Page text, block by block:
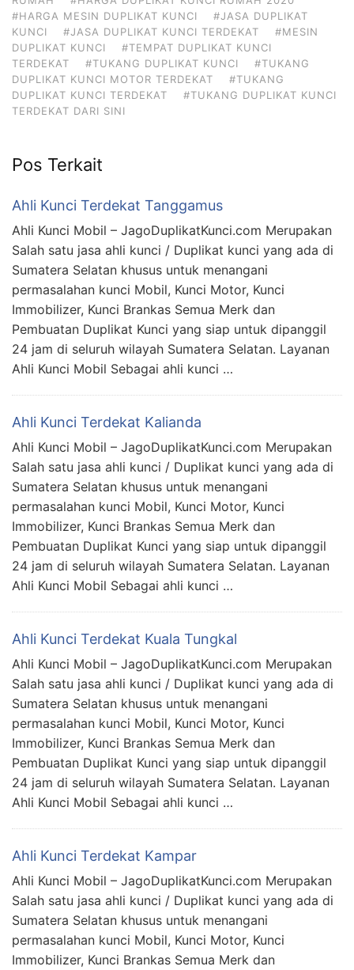
#HARGA MESIN DUPLIKAT KUNCI
#JASA DUPLIKAT
KUNCI
#JASA DUPLIKAT KUNCI TERDEKAT
#MESIN
DUPLIKAT KUNCI
#TEMPAT DUPLIKAT KUNCI
TERDEKAT
#TUKANG DUPLIKAT KUNCI
#TUKANG
DUPLIKAT KUNCI MOTOR TERDEKAT
#TUKANG
DUPLIKAT KUNCI TERDEKAT
#TUKANG DUPLIKAT KUNCI
TERDEKAT DARI SINI
Pos Terkait
Ahli Kunci Terdekat Tanggamus
Ahli Kunci Mobil – JagoDuplikatKunci.com Merupakan
Salah satu jasa ahli kunci / Duplikat kunci yang ada di
Sumatera Selatan khusus untuk menangani
permasalahan kunci Mobil, Kunci Motor, Kunci
Immobilizer, Kunci Brankas Semua Merk dan
Pembuatan Duplikat Kunci yang siap untuk dipanggil
24 jam di seluruh wilayah Sumatera Selatan. Layanan
Ahli Kunci Mobil Sebagai ahli kunci …
Ahli Kunci Terdekat Kalianda
Ahli Kunci Mobil – JagoDuplikatKunci.com Merupakan
Salah satu jasa ahli kunci / Duplikat kunci yang ada di
Sumatera Selatan khusus untuk menangani
permasalahan kunci Mobil, Kunci Motor, Kunci
Immobilizer, Kunci Brankas Semua Merk dan
Pembuatan Duplikat Kunci yang siap untuk dipanggil
24 jam di seluruh wilayah Sumatera Selatan. Layanan
Ahli Kunci Mobil Sebagai ahli kunci …
Ahli Kunci Terdekat Kuala Tungkal
Ahli Kunci Mobil – JagoDuplikatKunci.com Merupakan
Salah satu jasa ahli kunci / Duplikat kunci yang ada di
Sumatera Selatan khusus untuk menangani
permasalahan kunci Mobil, Kunci Motor, Kunci
Immobilizer, Kunci Brankas Semua Merk dan
Pembuatan Duplikat Kunci yang siap untuk dipanggil
24 jam di seluruh wilayah Sumatera Selatan. Layanan
Ahli Kunci Mobil Sebagai ahli kunci …
Ahli Kunci Terdekat Kampar
Ahli Kunci Mobil – JagoDuplikatKunci.com Merupakan
Salah satu jasa ahli kunci / Duplikat kunci yang ada di
Sumatera Selatan khusus untuk menangani
permasalahan kunci Mobil, Kunci Motor, Kunci
Immobilizer, Kunci Brankas Semua Merk dan